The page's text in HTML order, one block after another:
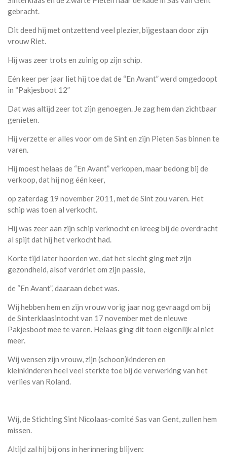
gebracht.
Dit deed hij met ontzettend veel plezier, bijgestaan door zijn
vrouw Riet.
Hij was zeer trots en zuinig op zijn schip.
Eén keer per jaar liet hij toe dat de “En Avant” werd omgedoopt
in “Pakjesboot 12”
Dat was altijd zeer tot zijn genoegen. Je zag hem dan zichtbaar
genieten.
Hij verzette er alles voor om de Sint en zijn Pieten Sas binnen te
varen.
Hij moest helaas de “En Avant” verkopen, maar bedong bij de
verkoop, dat hij nog één keer,
op zaterdag 19 november 2011, met de Sint zou varen. Het
schip was toen al verkocht.
Hij was zeer aan zijn schip verknocht en kreeg bij de overdracht
al spijt dat hij het verkocht had.
Korte tijd later hoorden we, dat het slecht ging met zijn
gezondheid, alsof verdriet om zijn passie,
de “En Avant”, daaraan debet was.
Wij hebben hem en zijn vrouw vorig jaar nog gevraagd om bij
de Sinterklaasintocht van 17 november met de nieuwe
Pakjesboot mee te varen. Helaas ging dit toen eigenlijk al niet
meer.
Wij wensen zijn vrouw, zijn (schoon)kinderen en
kleinkinderen heel veel sterkte toe bij de verwerking van het
verlies van Roland.
Wij, de Stichting Sint Nicolaas-comité Sas van Gent, zullen hem
missen.
Altijd zal hij bij ons in herinnering blijven: